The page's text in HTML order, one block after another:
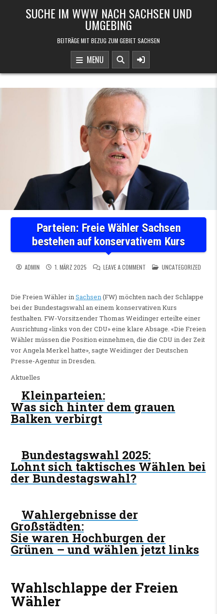
SUCHE IM WWW NACH SACHSEN UND
UMGEBING
BEITRÄGE MIT BEZUG ZUM GEBIET SACHSEN
MENU
Parteien: Freie Wähler Sachsen
bestehen auf konservativem Kurs
ADMIN 1. MÄRZ 2025 LEAVE A COMMENT ON PARTEIEN: FREIE
POSTED IN
UNCATEGORIZED
Die Freien Wähler inSachsen(FW) möchten nach der Schlappe
bei der Bundestagswahl an einem konservativen Kurs
festhalten. FW-Vorsitzender Thomas Weidinger erteilte einer
Ausrichtung «links von der CDU» eine klare Absage. «Die Freien
Wähler müssen die Position einnehmen, die die CDU in der Zeit
vor Angela Merkel hatte», sagte Weidinger der Deutschen
Presse-Agentur in Dresden.
Aktuelles
Kleinparteien:
Was sich hinter dem grauen
Balken verbirgt
Bundestagswahl 2025:
Lohnt sich taktisches Wählen bei
der Bundestagswahl?
Wahlergebnisse der
Großstädten:
Sie waren Hochburgen der
Grünen – und wählen jetzt links
Wahlschlappe der Freien
Wähler